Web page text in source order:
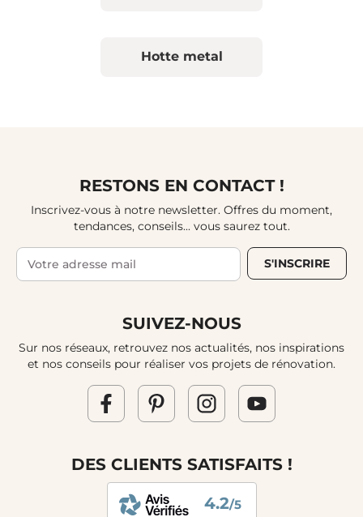
Hotte metal
RESTONS EN CONTACT !
Inscrivez-vous à notre newsletter. Offres du moment,
tendances, conseils... vous saurez tout.
S'INSCRIRE
SUIVEZ-NOUS
Sur nos réseaux, retrouvez nos actualités, nos inspirations
et nos conseils pour réaliser vos projets de rénovation.
DES CLIENTS SATISFAITS !
4.2/5